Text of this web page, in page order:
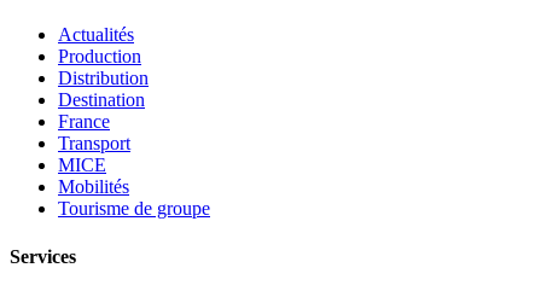
Actualités
Production
Distribution
Destination
France
Transport
MICE
Mobilités
Tourisme de groupe
Services